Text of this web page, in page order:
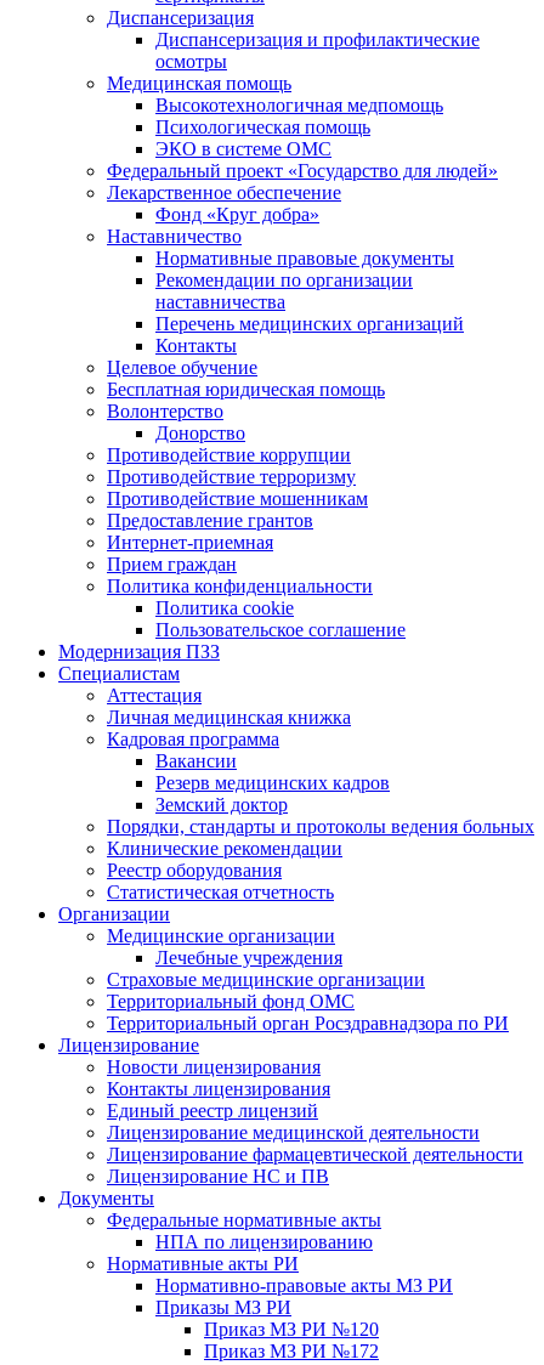
Диспансеризация
Диспансеризация и профилактические
осмотры
Медицинская помощь
Высокотехнологичная медпомощь
Психологическая помощь
ЭКО в системе ОМС
Федеральный проект «Государство для людей»
Лекарственное обеспечение
Фонд «Круг добра»
Наставничество
Нормативные правовые документы
Рекомендации по организации
наставничества
Перечень медицинских организаций
Контакты
Целевое обучение
Бесплатная юридическая помощь
Волонтерство
Донорство
Противодействие коррупции
Противодействие терроризму
Противодействие мошенникам
Предоставление грантов
Интернет-приемная
Прием граждан
Политика конфиденциальности
Политика cookie
Пользовательское соглашение
Модернизация ПЗЗ
Специалистам
Аттестация
Личная медицинская книжка
Кадровая программа
Вакансии
Резерв медицинских кадров
Земский доктор
Порядки, стандарты и протоколы ведения больных
Клинические рекомендации
Реестр оборудования
Статистическая отчетность
Организации
Медицинские организации
Лечебные учреждения
Страховые медицинские организации
Территориальный фонд ОМС
Территориальный орган Росздравнадзора по РИ
Лицензирование
Новости лицензирования
Контакты лицензирования
Единый реестр лицензий
Лицензирование медицинской деятельности
Лицензирование фармацевтической деятельности
Лицензирование НС и ПВ
Документы
Федеральные нормативные акты
НПА по лицензированию
Нормативные акты РИ
Нормативно-правовые акты МЗ РИ
Приказы МЗ РИ
Приказ МЗ РИ №120
Приказ МЗ РИ №172